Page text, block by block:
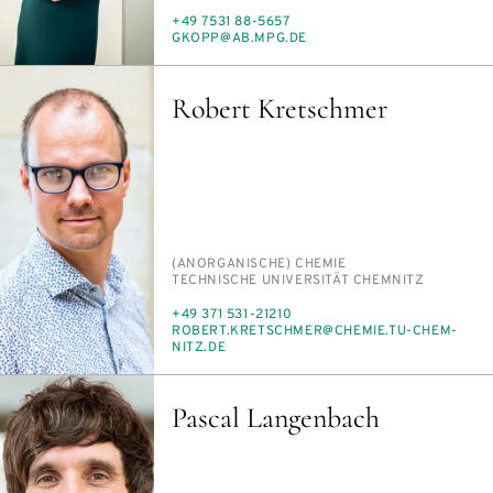
TELEFON
+49 7531 88-5657
E-
GKOPP@AB.MPG.DE
Robert Kretschmer
PERSON_RESEARCH_SUBJECT
(AN­OR­GA­NI­SCHE) CHE­MIE
INSTITUTION
TECH­NI­SCHE UNI­VER­SI­TÄT CHEM­NITZ
TELEFON
+49 371 531-21210
E-
MAIL
RO­BERT.KRET­SCH­MER@CHE­MIE.TU-CHEM­
NITZ.DE
Pascal Langenbach